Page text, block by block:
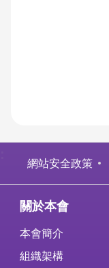
網站安全政策
關於本會
本會簡介
組織架構